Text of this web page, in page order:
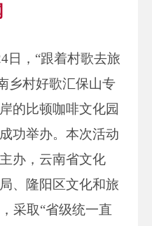
日，“跟着村歌去旅
乡村好歌汇保山专
的比顿咖啡文化园
功举办。本次活动
办，云南省文化
、隆阳区文化和旅
采取“省级统一直